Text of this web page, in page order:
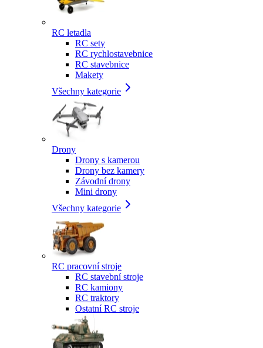
RC letadla
RC sety
RC rychlostavebnice
RC stavebnice
Makety
Všechny kategorie
Drony
Drony s kamerou
Drony bez kamery
Závodní drony
Mini drony
Všechny kategorie
RC pracovní stroje
RC stavební stroje
RC kamiony
RC traktory
Ostatní RC stroje